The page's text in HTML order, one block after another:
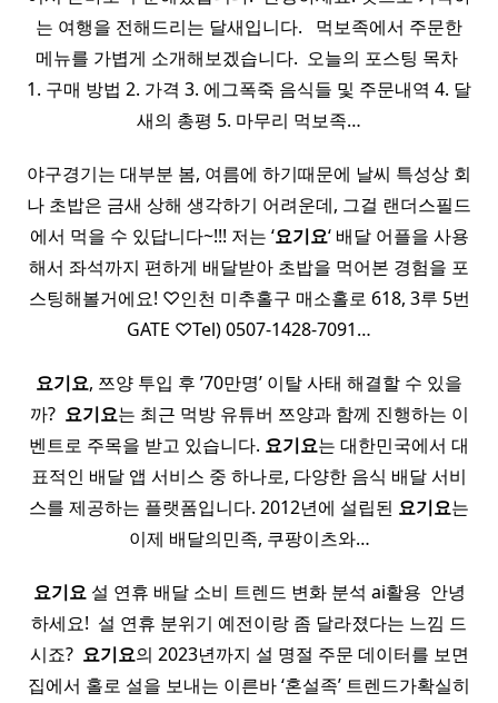
는 여행을 전해드리는 달새입니다. ​ ​ 먹보족에서 주문한
메뉴를 가볍게 소개해보겠습니다. ​ 오늘의 포스팅 목차 ​
1. 구매 방법 2. 가격 3. 에그폭죽 음식들 및 주문내역 4. 달
새의 총평 5. 마무리 먹보족…
야구경기는 대부분 봄, 여름에 하기때문에 날씨 특성상 회
나 초밥은 금새 상해 생각하기 어려운데, 그걸 랜더스필드
에서 먹을 수 있답니다~!!! 저는 ‘요기요‘ 배달 어플을 사용
해서 좌석까지 편하게 배달받아 초밥을 먹어본 경험을 포
스팅해볼거에요! ♡인천 미추홀구 매소홀로 618, 3루 5번
GATE ♡Tel) 0507-1428-7091…
요기요, 쯔양 투입 후 ’70만명’ 이탈 사태 해결할 수 있을
까? ​ 요기요는 최근 먹방 유튜버 쯔양과 함께 진행하는 이
벤트로 주목을 받고 있습니다. 요기요는 대한민국에서 대
표적인 배달 앱 서비스 중 하나로, 다양한 음식 배달 서비
스를 제공하는 플랫폼입니다. 2012년에 설립된 요기요는
이제 배달의민족, 쿠팡이츠와…
요기요설 연휴 배달 소비 트렌드 변화 분석 ai활용 ​ 안녕
하세요! ​ 설 연휴 분위기 예전이랑 좀 달라졌다는 느낌 드
시죠? ​ 요기요의 2023년까지 설 명절 주문 데이터를 보면
집에서 홀로 설을 보내는 이른바 ‘혼설족’ 트렌드가확실히